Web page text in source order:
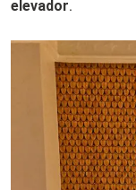
elevador.